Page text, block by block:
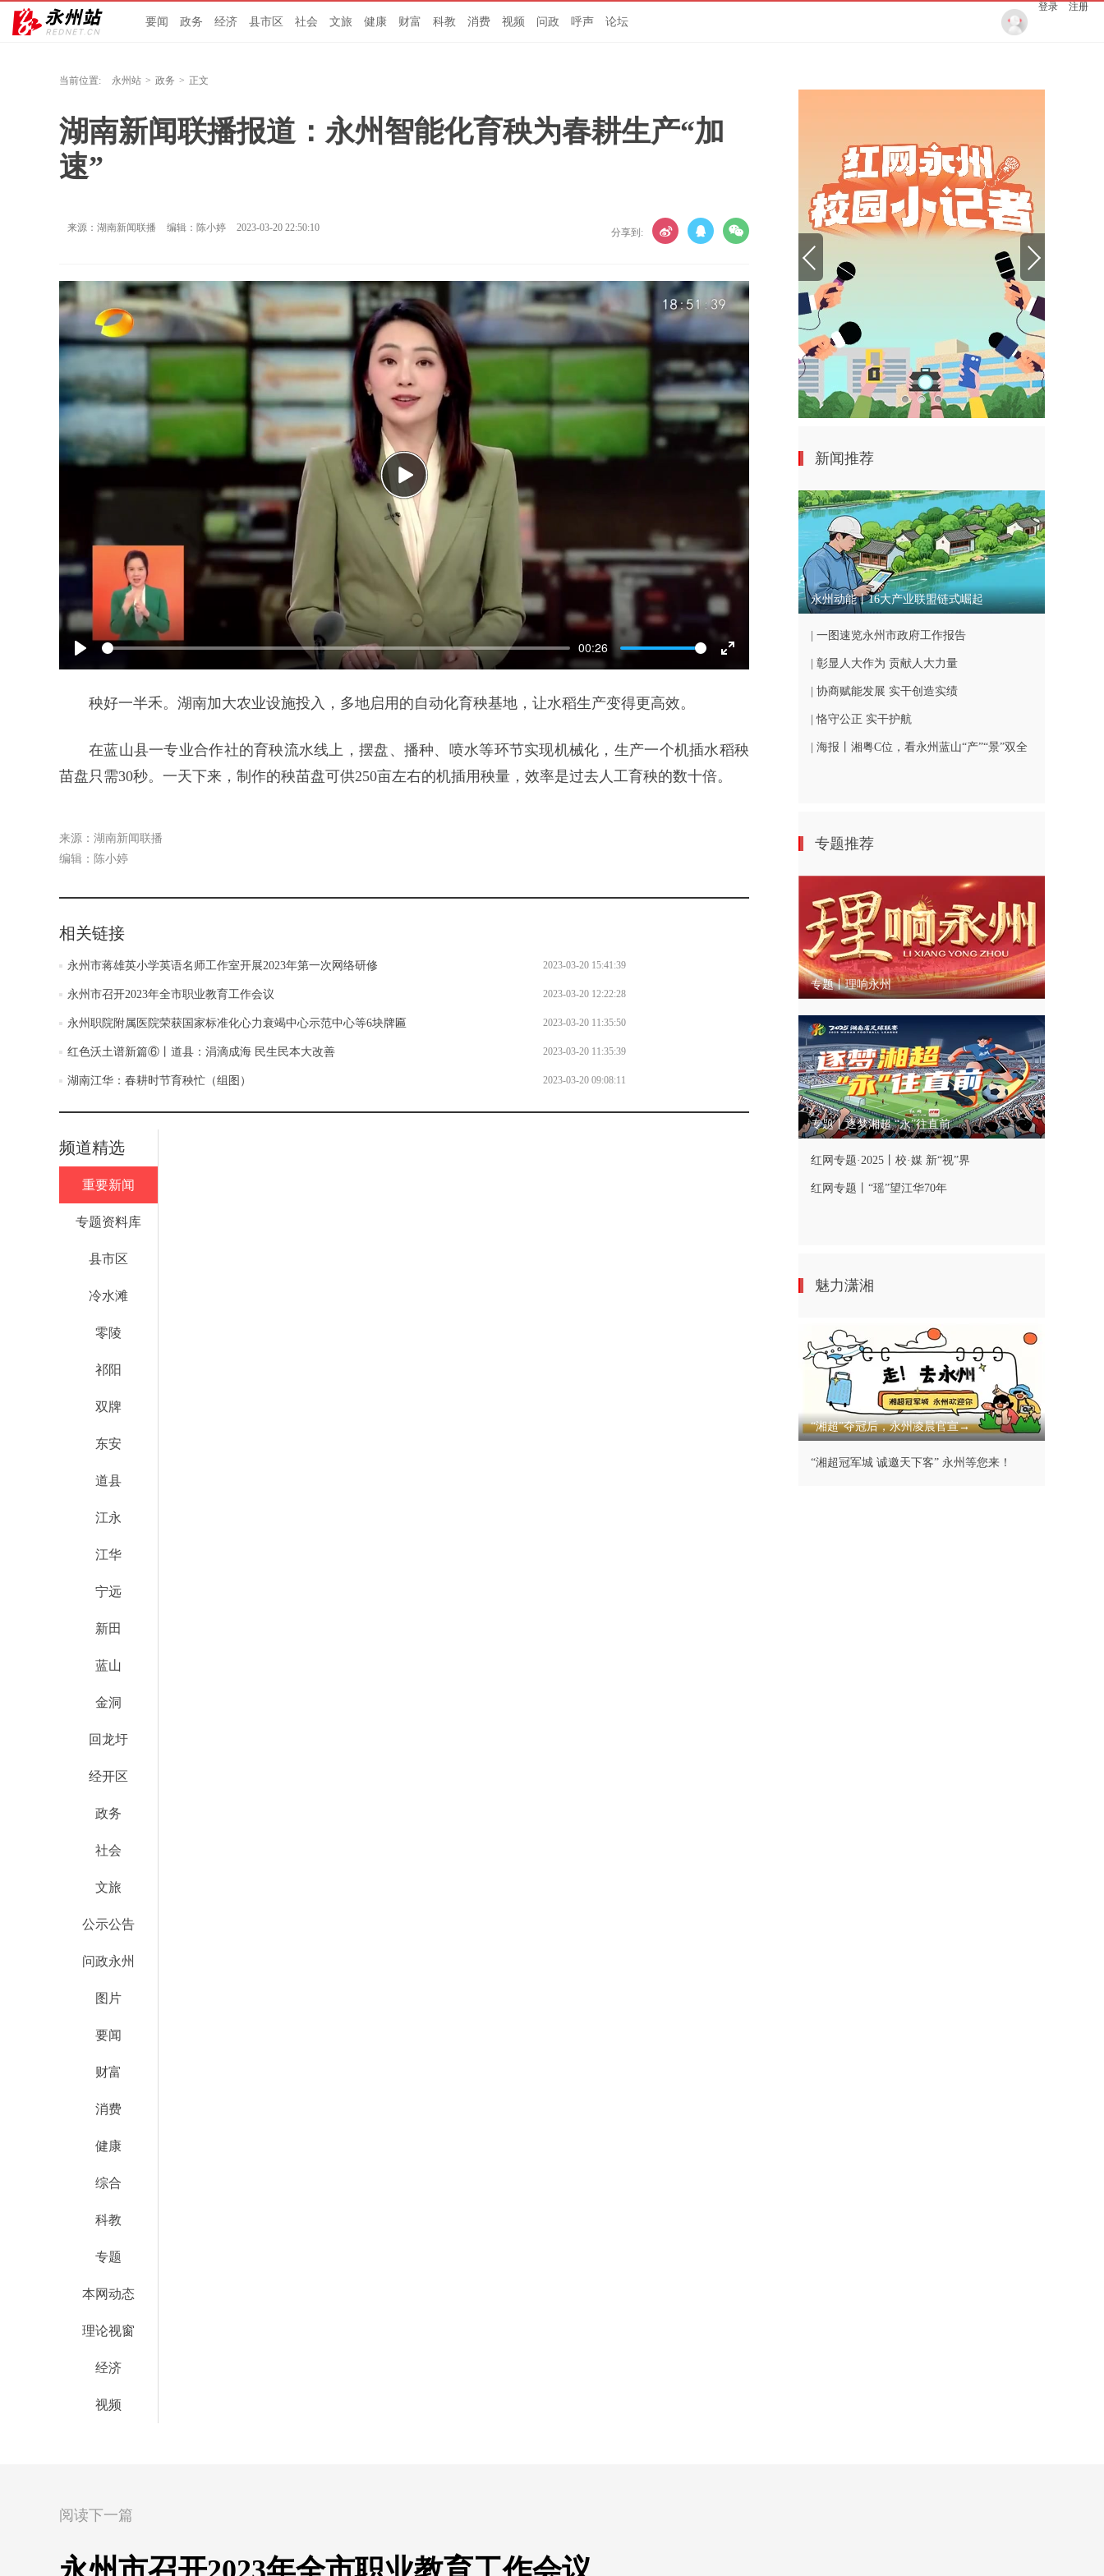
要闻 政务 经济 县市区 社会 文旅 健康 财富 科教 消费 视频 问政 呼声 论坛
登录 注册
当前位置: 永州站 > 政务 > 正文
湖南新闻联播报道：永州智能化育秧为春耕生产“加
速”
来源：湖南新闻联播 编辑：陈小婷 2023-03-20 22:50:10 分享到:
Play
00:26
Enter
Play
秧好一半禾。湖南加大农业设施投入，多地启用的自动化育秧基地，让水稻生产变得更高效。
在蓝山县一专业合作社的育秧流水线上，摆盘、播种、喷水等环节实现机械化，生产一个机插水稻秧
苗盘只需30秒。一天下来，制作的秧苗盘可供250亩左右的机插用秧量，效率是过去人工育秧的数十倍。
来源：湖南新闻联播
编辑：陈小婷
相关链接
永州市蒋雄英小学英语名师工作室开展2023年第一次网络研修 2023-03-20 15:41:39
永州市召开2023年全市职业教育工作会议 2023-03-20 12:22:28
永州职院附属医院荣获国家标准化心力衰竭中心示范中心等6块牌匾 2023-03-20 11:35:50
红色沃土谱新篇⑥丨道县：涓滴成海 民生民本大改善 2023-03-20 11:35:39
湖南江华：春耕时节育秧忙（组图） 2023-03-20 09:08:11
频道精选
重要新闻
专题资料库
县市区
冷水滩
零陵
祁阳
双牌
东安
道县
江永
江华
宁远
新田
蓝山
金洞
回龙圩
经开区
政务
社会
文旅
公示公告
问政永州
图片
要闻
财富
消费
健康
综合
科教
专题
本网动态
理论视窗
经济
视频
新闻推荐
永州动能丨16大产业联盟链式崛起
| 一图速览永州市政府工作报告
| 彰显人大作为 贡献人大力量
| 协商赋能发展 实干创造实绩
| 恪守公正 实干护航
| 海报丨湘粤C位，看永州蓝山“产”“景”双全
专题推荐
专题丨理响永州
专题丨逐梦湘超 “永”往直前
红网专题·2025丨校·媒 新“视”界
红网专题丨“瑶”望江华70年
魅力潇湘
“湘超”夺冠后，永州凌晨官宣→
“湘超冠军城 诚邀天下客” 永州等您来！
阅读下一篇